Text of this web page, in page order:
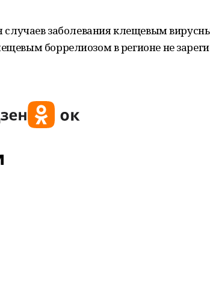
случаев заболевания клещевым
боррелиозом в регионе не